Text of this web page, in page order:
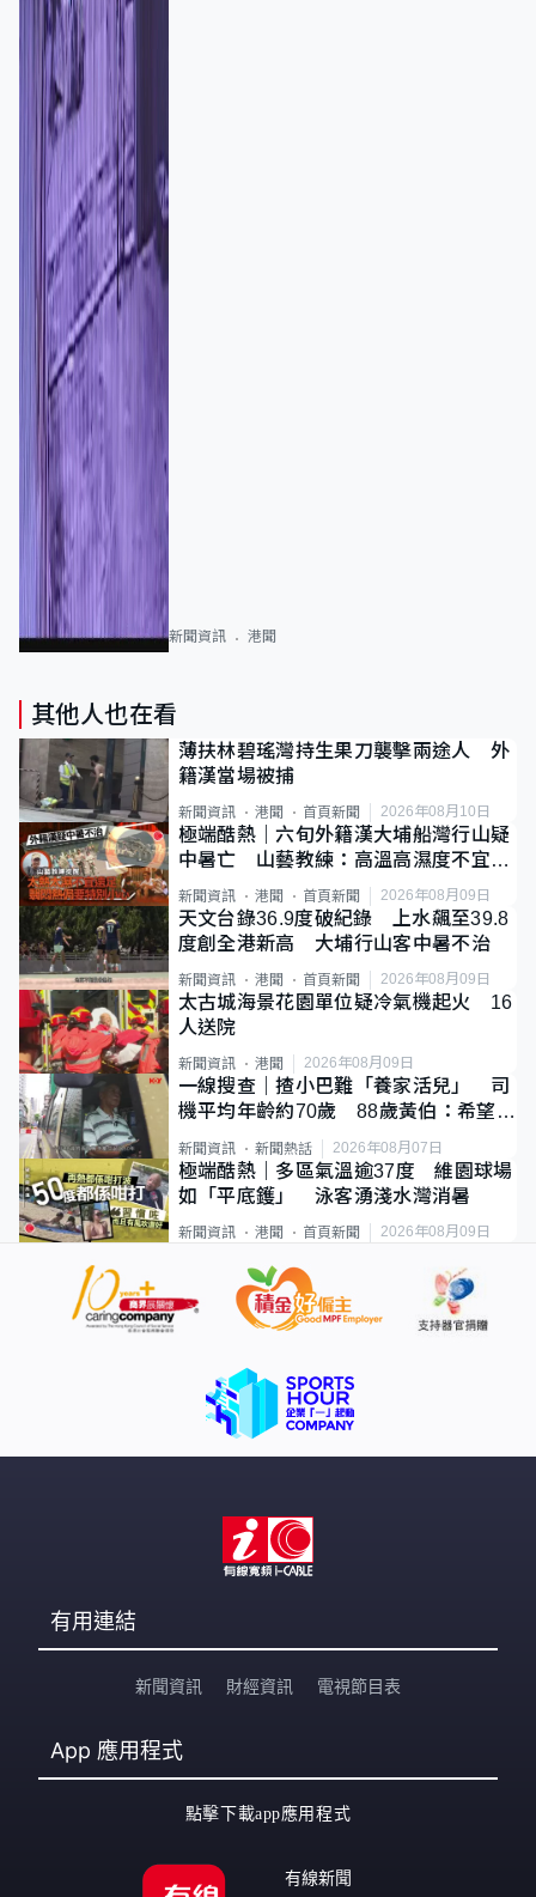
新聞資訊 港聞
其他人也在看
薄扶林碧瑤灣持生果刀襲擊兩途人 外
籍漢當場被捕
新聞資訊 港聞 首頁新聞 2026年08月10日
極端酷熱｜六旬外籍漢大埔船灣行山疑
中暑亡 山藝教練：高溫高濕度不宜遠
足
新聞資訊 港聞 首頁新聞 2026年08月09日
天文台錄36.9度破紀錄 上水飆至39.8
度創全港新高 大埔行山客中暑不治
新聞資訊 港聞 首頁新聞 2026年08月09日
太古城海景花園單位疑冷氣機起火 16
人送院
新聞資訊 港聞 2026年08月09日
一線搜查｜揸小巴難「養家活兒」 司
機平均年齡約70歲 88歲黃伯：希望一
直揸落去
新聞資訊 新聞熱話 2026年08月07日
極端酷熱｜多區氣溫逾37度 維園球場
如「平底鑊」 泳客湧淺水灣消暑
新聞資訊 港聞 首頁新聞 2026年08月09日
有用連結
新聞資訊 財經資訊 電視節目表
App 應用程式
點擊下載app應用程式
有線新聞